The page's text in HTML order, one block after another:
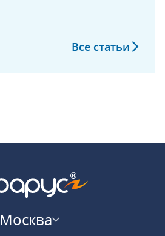
Все статьи
Москва